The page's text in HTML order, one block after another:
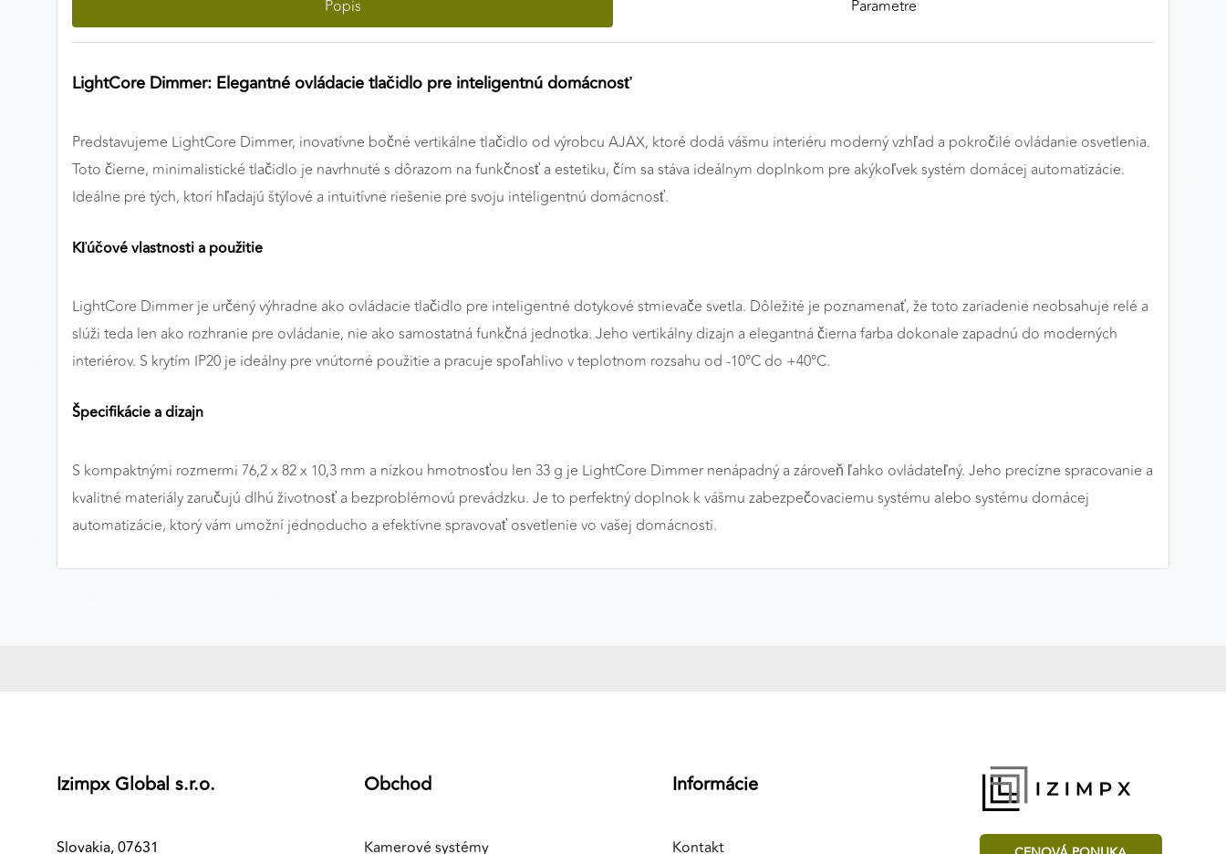
Popis Parametre
LightCore Dimmer: Elegantné ovládacie tlačidlo pre inteligentnú domácnosť
Predstavujeme LightCore Dimmer, inovatívne bočné vertikálne tlačidlo od výrobcu AJAX, ktoré dodá vášmu interiéru moderný vzhľad a pokročilé ovládanie osvetlenia.
Toto čierne, minimalistické tlačidlo je navrhnuté s dôrazom na funkčnosť a estetiku, čím sa stáva ideálnym doplnkom pre akýkoľvek systém domácej automatizácie.
Ideálne pre tých, ktorí hľadajú štýlové a intuitívne riešenie pre svoju inteligentnú domácnosť.
Kľúčové vlastnosti a použitie
LightCore Dimmer je určený výhradne ako ovládacie tlačidlo pre inteligentné dotykové stmievače svetla. Dôležité je poznamenať, že toto zariadenie neobsahuje relé a
slúži teda len ako rozhranie pre ovládanie, nie ako samostatná funkčná jednotka. Jeho vertikálny dizajn a elegantná čierna farba dokonale zapadnú do moderných
interiérov. S krytím IP20 je ideálny pre vnútorné použitie a pracuje spoľahlivo v teplotnom rozsahu od -10°C do +40°C.
Špecifikácie a dizajn
S kompaktnými rozmermi 76,2 x 82 x 10,3 mm a nízkou hmotnosťou len 33 g je LightCore Dimmer nenápadný a zároveň ľahko ovládateľný. Jeho precízne spracovanie a
kvalitné materiály zaručujú dlhú životnosť a bezproblémovú prevádzku. Je to perfektný doplnok k vášmu zabezpečovaciemu systému alebo systému domácej
automatizácie, ktorý vám umožní jednoducho a efektívne spravovať osvetlenie vo vašej domácnosti.
Izimpx Global s.r.o.
Slovakia, 07631
Obchod
Kamerové systémy
Informácie
Kontakt
ANALYTICKÉ COOKIES
Analytické cookies nám umožňujú meranie výkonu
nášho webu. Ich pomocou určujeme počet návštev a
zdroje návštev našich webových stránok. Dáta získané
súhrnne, bez použitia identifikátorov, ktoré ukazujú na
cookies môžeme optimalizovať výkon a funkčnosť
našich stránok.
Google Analytics
Poskytovateľ:
MARKETINGOVÉ COOKIES
Marketingové cookies sa používajú na sledovanie
správania používateľov naprieč webovými stránkami.
relevantnú reklamu, a to na našom webe aj v